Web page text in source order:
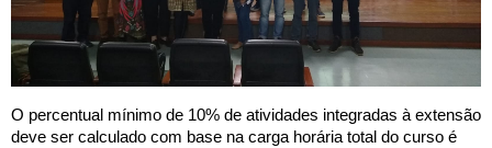
O percentual mínimo de 10% de atividades integradas à extensão
deve ser calculado com base na carga horária total do curso é